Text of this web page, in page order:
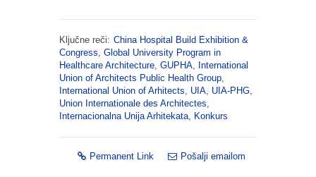
Ključne reči: China Hospital Build Exhibition &
Congress, Global University Program in
Healthcare Architecture, GUPHA, International
Union of Architects Public Health Group,
International Union of Arhitects, UIA, UIA-PHG,
Union Internationale des Architectes,
Internacionalna Unija Arhitekata, Konkurs
Permanent Link Pošalji emailom